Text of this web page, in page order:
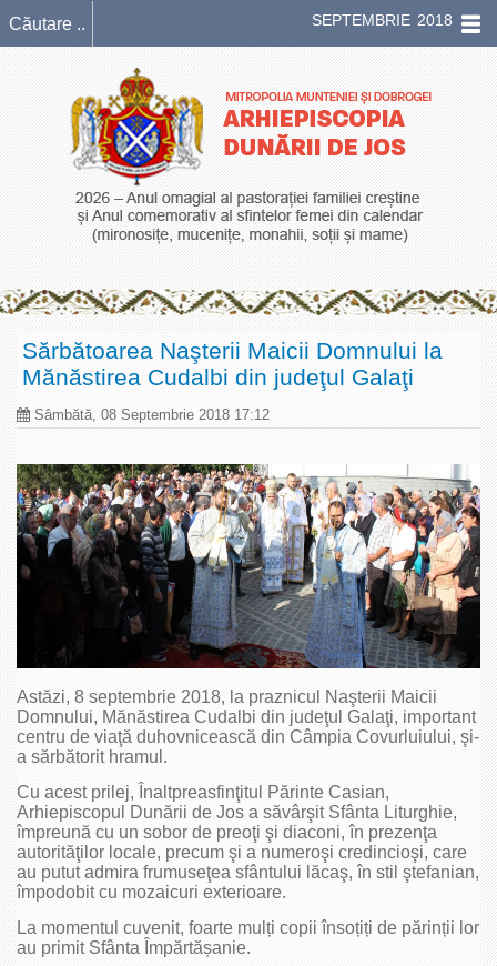
SEPTEMBRIE 2018
Sărbătoarea Naşterii Maicii Domnului la
Mănăstirea Cudalbi din judeţul Galaţi
Sâmbătă, 08 Septembrie 2018 17:12
Astăzi, 8 septembrie 2018, la praznicul Naşterii Maicii
Domnului, Mănăstirea Cudalbi din judeţul Galaţi, important
centru de viaţă duhovnicească din Câmpia Covurluiului, şi-
a sărbătorit hramul.
Cu acest prilej, Înaltpreasfinţitul Părinte Casian,
Arhiepiscopul Dunării de Jos a săvârşit Sfânta Liturghie,
împreună cu un sobor de preoţi şi diaconi, în prezenţa
autorităţilor locale, precum şi a numeroşi credincioşi, care
au putut admira frumuseţea sfântului lăcaş, în stil ştefanian,
împodobit cu mozaicuri exterioare.
La momentul cuvenit, foarte mulți copii însoțiți de părinții lor
au primit Sfânta Împărtășanie.